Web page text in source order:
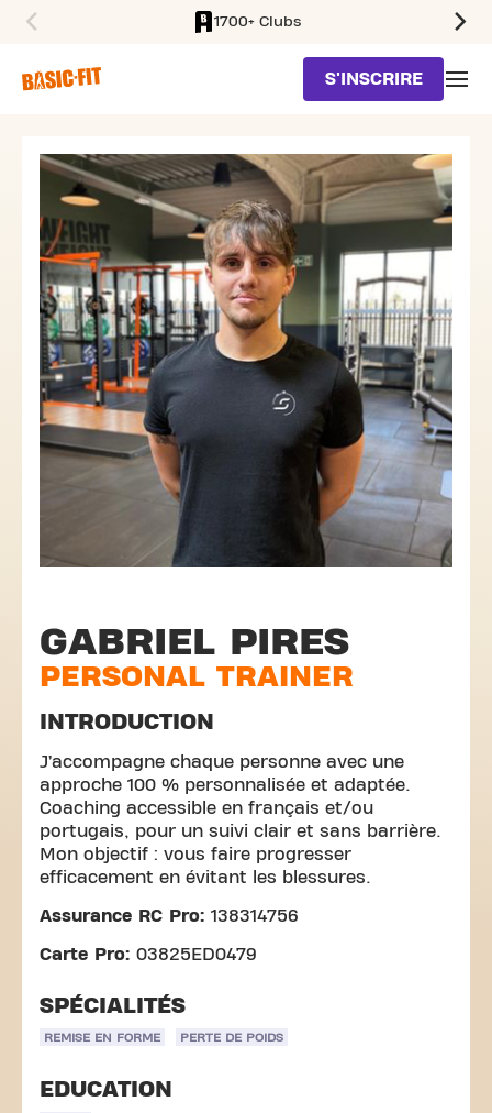
1700+ Clubs
S'INSCRIRE
GABRIEL PIRES
PERSONAL TRAINER
INTRODUCTION
J’accompagne chaque personne avec une
approche 100 % personnalisée et adaptée.
Coaching accessible en français et/ou
portugais, pour un suivi clair et sans barrière.
Mon objectif : vous faire progresser
efficacement en évitant les blessures.
Assurance RC Pro: 138314756
Carte Pro: 03825ED0479
SPÉCIALITÉS
REMISE EN FORME PERTE DE POIDS
EDUCATION